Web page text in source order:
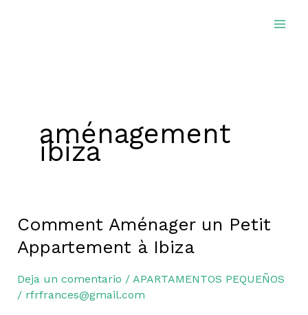
aménagement
ibiza
Comment Aménager un Petit
Appartement à Ibiza
Deja un comentario / APARTAMENTOS PEQUEÑOS
/ rfrfrances@gmail.com
Comment
Aménager
un
Petit
Appartement